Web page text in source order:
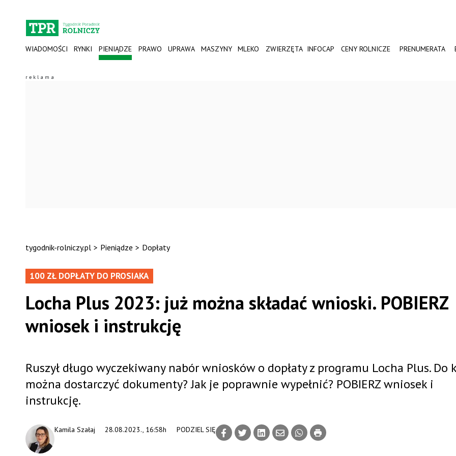
WIADOMOŚCI RYNKI PIENIĄDZE PRAWO UPRAWA MASZYNY MLEKO ZWIERZĘTA INFOCAP CENY ROLNICZE PRENUMERATA
tygodnik-rolniczy.pl > Pieniądze > Dopłaty
100 ZŁ DOPŁATY DO PROSIAKA
Locha Plus 2023: już można składać wnioski. POBIERZ
wniosek i instrukcję
28.08.2023., 16:58h
Kamila Szałaj PODZIEL SIĘ
Ruszył długo wyczekiwany nabór wniosków o dopłaty z programu Locha Plus. Do
można dostarczyć dokumenty? Jak je poprawnie wypełnić? POBIERZ wniosek i
instrukcję.